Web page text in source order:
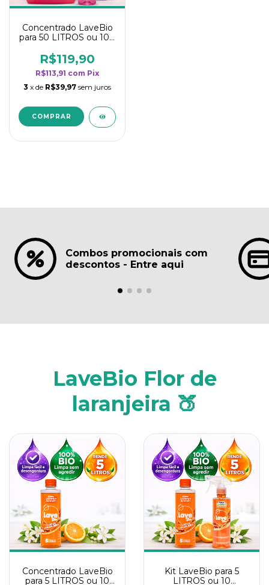
Concentrado LaveBio
para 50 LITROS ou 100
rendimento da
categoria - Lavanda
R$119,90
R$113,91 com Pix
3 x de R$39,97 sem juros
Combos promocionais com
descontos - Entre aqui
LaveBio Flor de
laranjeira 🍑
Concentrado LaveBio
para 5 LITROS ou 10
Kit LaveBio para 5
LITROS ou 10